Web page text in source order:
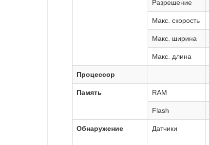
Разрешение
Макс. скорость
Макс. ширина
Макс. длина
Процессор
Память RAM
Flash
Обнаружение Датчики